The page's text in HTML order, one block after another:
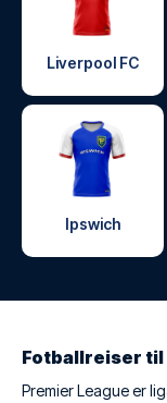
Liverpool FC
Ipswich
Fotballreiser til
Premier League er